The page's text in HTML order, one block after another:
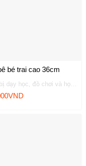
Thiết bị dạy học, đồ chơi và học liệu
bé trai cao 36cm
VND